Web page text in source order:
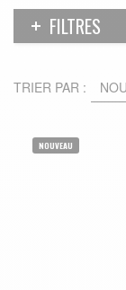
FILTRES
TRIER PAR :
NOUVEAU